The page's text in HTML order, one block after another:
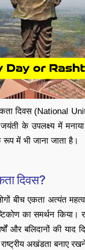
एकता दिवस (National
के उपलक्ष्य में
में भी जाना जाता है।
दिवस?
बीच एकता अत्यंत
का समर्थन किया।
और बलिदानों की
अखंडता बनाए